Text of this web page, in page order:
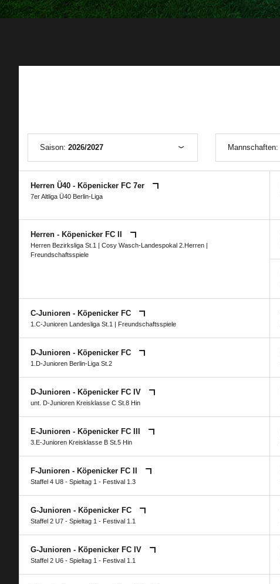
Saison: 2026/2027 Mannschaften:
Herren Ü40 - Köpenicker FC 7er
7er Altliga Ü40 Berlin-Liga
Herren - Köpenicker FC II
Herren Bezirksliga St.1 | Cosy Wasch-Landespokal 2.Herren |
Freundschaftsspiele
C-Junioren - Köpenicker FC
1.C-Junioren Landesliga St.1 | Freundschaftsspiele
D-Junioren - Köpenicker FC
1.D-Junioren Berlin-Liga St.2
D-Junioren - Köpenicker FC IV
unt. D-Junioren Kreisklasse C St.8 Hin
E-Junioren - Köpenicker FC III
3.E-Junioren Kreisklasse B St.5 Hin
F-Junioren - Köpenicker FC II
Staffel 4 U8 - Spieltag 1 - Festival 1.3
G-Junioren - Köpenicker FC
Staffel 2 U7 - Spieltag 1 - Festival 1.1
G-Junioren - Köpenicker FC IV
Staffel 2 U6 - Spieltag 1 - Festival 1.1